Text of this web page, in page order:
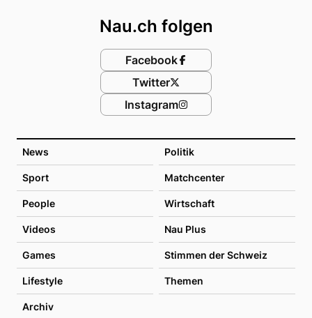
News Politik
Sport Matchcenter
People Wirtschaft
Videos Nau Plus
Games Stimmen der Schweiz
Lifestyle Themen
Archiv
Nau.ch folgen
Facebook
Twitter
Instagram